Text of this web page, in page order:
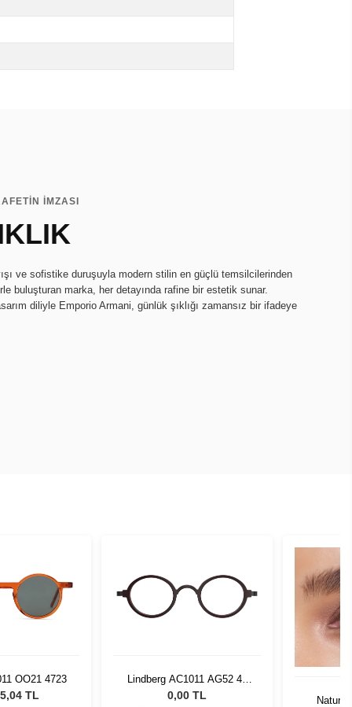
İMZASI
ve sofistike duruşuyla modern stilin en güçlü temsilcilerinden
buluşturan marka, her detayında rafine bir estetik sunar.
diliyle Emporio Armani, günlük şıklığı zamansız bir ifadeye
AG52 42
TL Natural Colors Quartzo